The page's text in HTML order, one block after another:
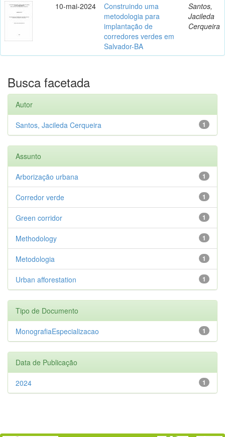
10-mai-2024
Construindo uma
metodologia para
implantação de
corredores verdes em
Salvador-BA
Santos,
Jacileda
Cerqueira
Busca facetada
Autor
1
Santos, Jacileda Cerqueira
Assunto
1
Arborização urbana
1
Corredor verde
1
Green corridor
1
Methodology
1
Metodologia
1
Urban afforestation
Tipo de Documento
1
MonografiaEspecializacao
Data de Publicação
1
2024